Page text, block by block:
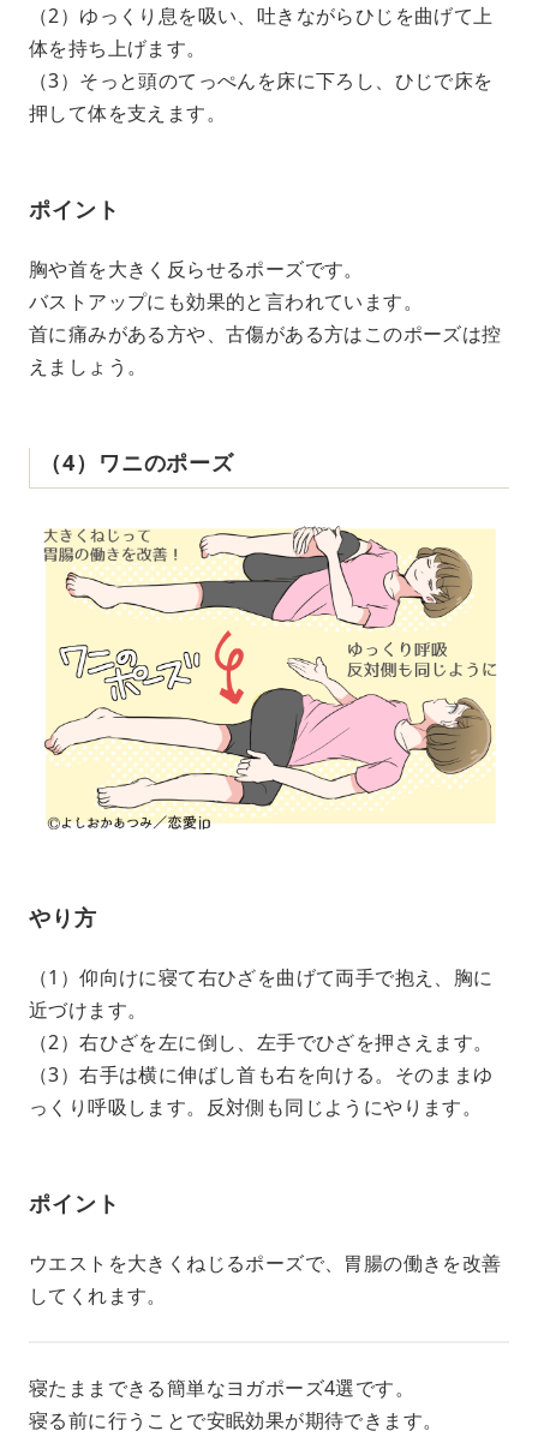
（2）ゆっくり息を吸い、吐きながらひじを曲げて上
体を持ち上げます。
（3）そっと頭のてっぺんを床に下ろし、ひじで床を
押して体を支えます。
ポイント
胸や首を大きく反らせるポーズです。
バストアップにも効果的と言われています。
首に痛みがある方や、古傷がある方はこのポーズは控
えましょう。
（4）ワニのポーズ
やり方
（1）仰向けに寝て右ひざを曲げて両手で抱え、胸に
近づけます。
（2）右ひざを左に倒し、左手でひざを押さえます。
（3）右手は横に伸ばし首も右を向ける。そのままゆ
っくり呼吸します。反対側も同じようにやります。
ポイント
ウエストを大きくねじるポーズで、胃腸の働きを改善
してくれます。
寝たままできる簡単なヨガポーズ4選です。
寝る前に行うことで安眠効果が期待できます。